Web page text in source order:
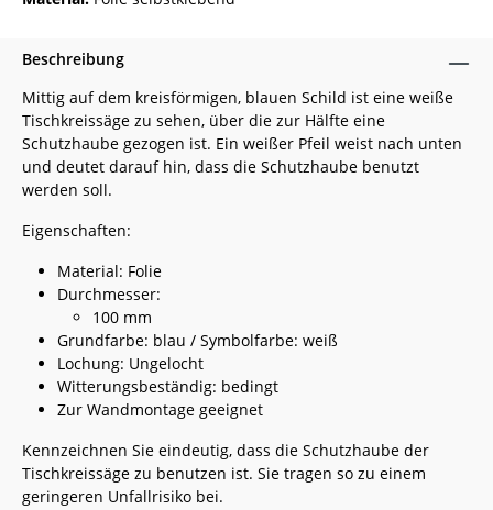
Beschreibung
Mittig auf dem kreisförmigen, blauen Schild ist eine weiße
Tischkreissäge zu sehen, über die zur Hälfte eine
Schutzhaube gezogen ist. Ein weißer Pfeil weist nach unten
und deutet darauf hin, dass die Schutzhaube benutzt
werden soll.
Eigenschaften:
Material: Folie
Durchmesser:
100 mm
Grundfarbe: blau / Symbolfarbe: weiß
Lochung: Ungelocht
Witterungsbeständig: bedingt
Zur Wandmontage geeignet
Kennzeichnen Sie eindeutig, dass die Schutzhaube der
Tischkreissäge zu benutzen ist. Sie tragen so zu einem
geringeren Unfallrisiko bei.